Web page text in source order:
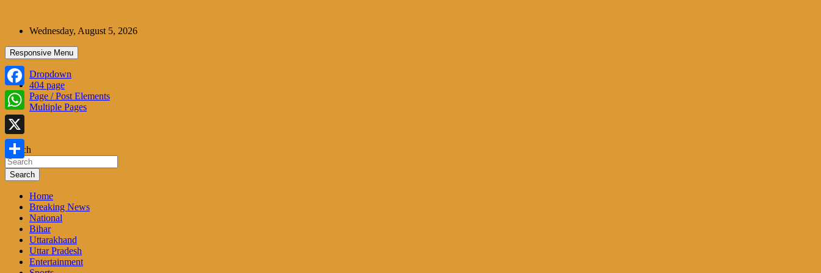
contentWednesday, August 5, 2026
Responsive Menu
Dropdown
404 page
Page / Post Elements
Multiple Pages
Search
Search
Home
Breaking News
National
Bihar
Uttarakhand
Uttar Pradesh
Entertainment
Facebook
WhatsApp
X
Share